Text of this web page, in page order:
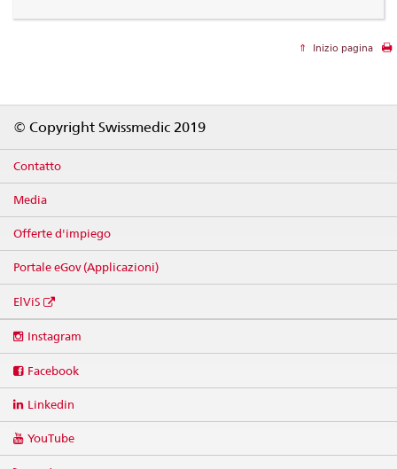
Inizio pagina
© Copyright Swissmedic 2019
Contatto
Media
Offerte d'impiego
Portale eGov (Applicazioni)
ElViS
media
Instagram
Facebook
Linkedin
YouTube